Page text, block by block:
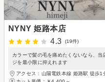
NYNY 姫路本店
4.3
(19件)
カラーで髪の毛を痛めたくないなら、
ジを最小限に抑えれます
アクセス：山陽電鉄本線 姫路駅 徒歩